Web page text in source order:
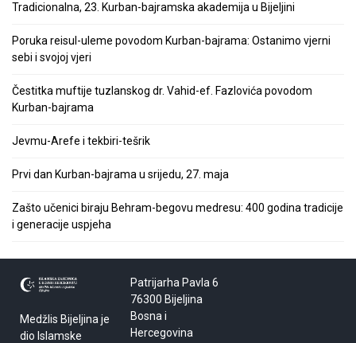
Tradicionalna, 23. Kurban-bajramska akademija u Bijeljini
Poruka reisul-uleme povodom Kurban-bajrama: Ostanimo vjerni
sebi i svojoj vjeri
Čestitka muftije tuzlanskog dr. Vahid-ef. Fazlovića povodom
Kurban-bajrama
Jevmu-Arefe i tekbiri-tešrik
Prvi dan Kurban-bajrama u srijedu, 27. maja
Zašto učenici biraju Behram-begovu medresu: 400 godina tradicije
i generacije uspjeha
Medžlis Bijeljina je
dio Islamske
Patrijarha Pavla 6
76300 Bijeljina
Bosna i
Hercegovina